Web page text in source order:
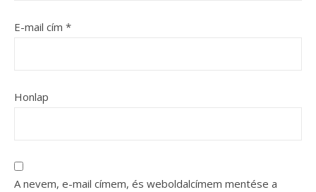
E-mail cím *
Honlap
A nevem, e-mail címem, és weboldalcímem mentése a